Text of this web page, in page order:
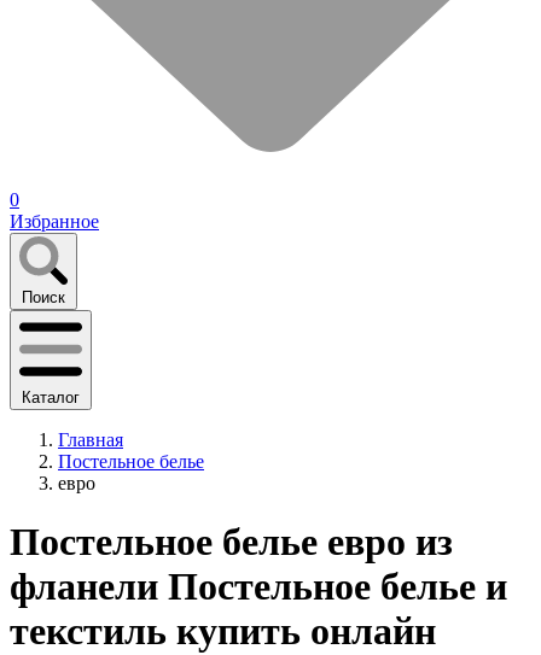
0
Избранное
Поиск
Каталог
Главная
Постельное белье
евро
Постельное белье евро из
фланели Постельное белье и
текстиль купить онлайн